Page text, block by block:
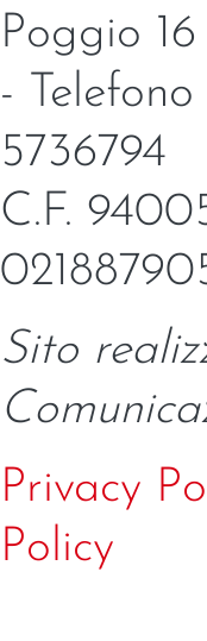
Poggio
-
5736794
C.F.
Sito
Privacy
Policy